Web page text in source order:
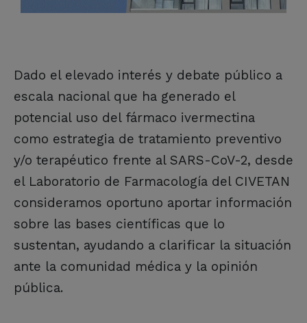
Dado el elevado interés y debate público a
escala nacional que ha generado el
potencial uso del fármaco ivermectina
como estrategia de tratamiento preventivo
y/o terapéutico frente al SARS-CoV-2, desde
el Laboratorio de Farmacología del CIVETAN
consideramos oportuno aportar información
sobre las bases científicas que lo
sustentan, ayudando a clarificar la situación
ante la comunidad médica y la opinión
pública.